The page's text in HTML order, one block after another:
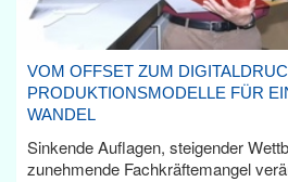
VOM OFFSET ZUM
PRODUKTIONSMODELLE FÜR
WANDEL
Sinkende Auflagen, steigender
zunehmende Fachkräftemangel